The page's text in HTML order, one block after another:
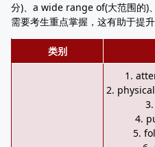
分)、a wide range of(大范围的)
需要考生重点掌握，这有助于提
类别
1.
2. physical
4.
5.